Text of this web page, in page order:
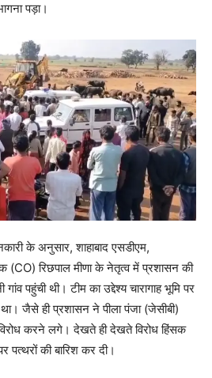
पड़ा।
के अनुसार, शाहाबाद एसडीएम,
(CO) रिछपाल मीणा के नेतृत्व में प्रशासन की
पहुंची थी। टीम का उद्देश्य चारागाह भूमि पर
जैसे ही प्रशासन ने पीला पंजा (जेसीबी)
करने लगे। देखते ही देखते विरोध हिंसक
पत्थरों की बारिश कर दी।